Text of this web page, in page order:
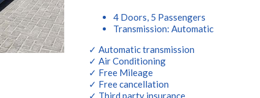
4 Doors, 5 Passengers
Transmission: Automatic
✓ Automatic transmission
✓ Air Conditioning
✓ Free Mileage
✓ Free cancellation
✓ Third party insurance